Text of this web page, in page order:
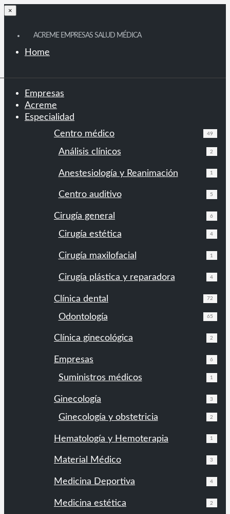
×
ACREME EMPRESAS SALUD MÉDICA
Home
Empresas
Acreme
Especialidad
Centro médico
49
Análisis clínicos 2
Anestesiología y Reanimación 1
Centro auditivo 5
Cirugía general 6
Cirugía estética 4
Cirugía maxilofacial 1
Cirugía plástica y reparadora 4
Clínica dental 72
Odontología 65
Clínica ginecológica 2
Empresas 6
Suministros médicos 1
Ginecología 3
Ginecología y obstetricia 2
Hematología y Hemoterapia 1
Material Médico 3
Medicina Deportiva 4
Medicina estética 2